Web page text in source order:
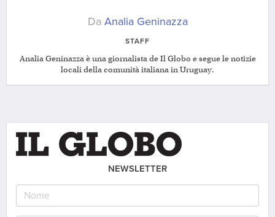
Da Analia Geninazza
STAFF
Analia Geninazza è una giornalista de Il Globo e segue le notizie
locali della comunità italiana in Uruguay.
NEWSLETTER